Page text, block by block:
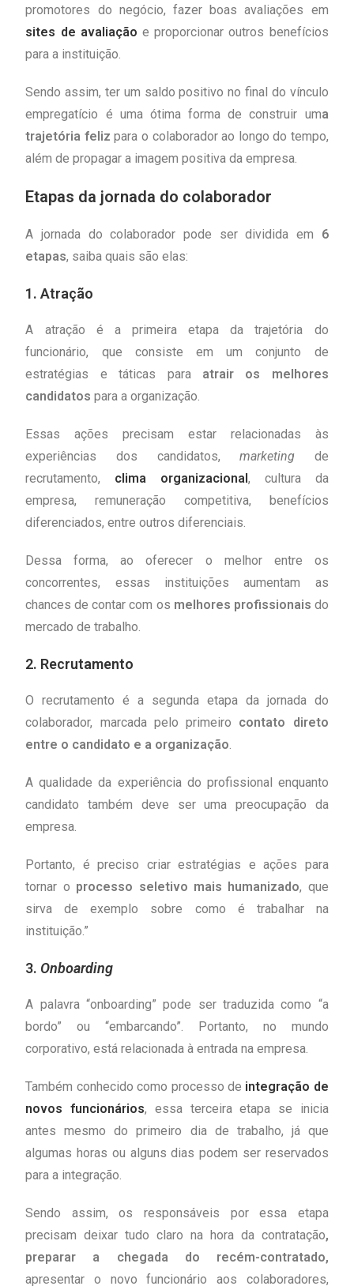
promotores do negócio, fazer boas avaliações em
sites de avaliação e proporcionar outros benefícios
para a instituição.
Sendo assim, ter um saldo positivo no final do vínculo
empregatício é uma ótima forma de construir uma
trajetória felizpara o colaborador ao longo do tempo,
além de propagar a imagem positiva da empresa.
Etapas da jornada do colaborador
A jornada do colaborador pode ser dividida em 6
etapas, saiba quais são elas:
1.Atração
A atração é a primeira etapa da trajetória do
funcionário, que consiste em um conjunto de
estratégias e táticas para atrair os melhores
candidatos para a organização.
Essas ações precisam estar relacionadas às
experiências dos candidatos,marketing de
recrutamento, clima organizacional, cultura da
empresa, remuneração competitiva, benefícios
diferenciados, entre outros diferenciais.
Dessa forma, ao oferecer o melhor entre os
concorrentes, essas instituições aumentam as
chances de contar com os melhores profissionais do
mercado de trabalho.
2. Recrutamento
O recrutamento é a segunda etapa da jornada do
colaborador, marcada pelo primeiro contato direto
entre o candidato e a organização.
A qualidade da experiência do profissional enquanto
candidato também deve ser uma preocupação da
empresa.
Portanto, é preciso criar estratégias e ações para
tornar o processo seletivo mais humanizado, que
sirva de exemplo sobre como é trabalhar na
instituição.”
3. Onboarding
A palavra “onboarding” pode ser traduzida como “a
bordo” ou “embarcando”. Portanto, no mundo
corporativo, está relacionada à entrada na empresa.
Também conhecido como processo de integração de
novos funcionários, essa terceira etapa se inicia
antes mesmo do primeiro dia de trabalho, já que
algumas horas ou alguns dias podem ser reservados
para a integração.
Sendo assim, os responsáveis por essa etapa
precisam deixar tudo claro na hora da contratação,
preparar a chegada do recém-contratado,
apresentar o novo funcionário aos colaboradores,